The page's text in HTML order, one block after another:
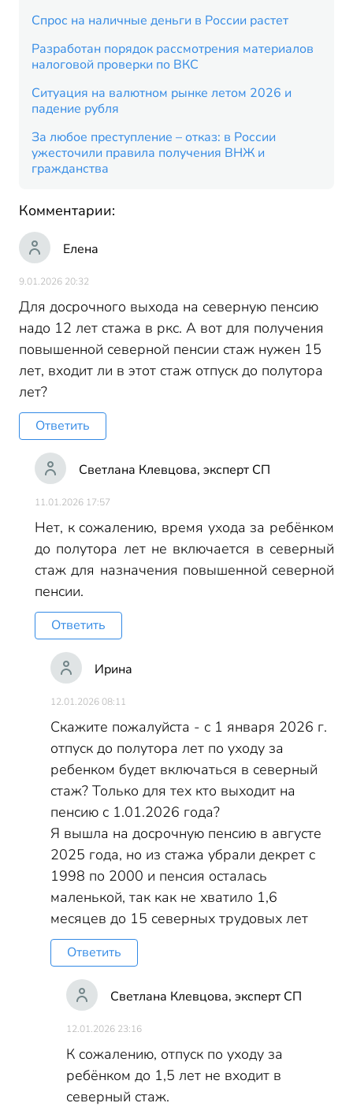
Спрос на наличные деньги в России растет
Разработан порядок рассмотрения материалов
налоговой проверки по ВКС
Ситуация на валютном рынке летом 2026 и
падение рубля
За любое преступление – отказ: в России
ужесточили правила получения ВНЖ и
гражданства
Комментарии:
Елена
9.01.2026 20:32
Для досрочного выхода на северную пенсию
надо 12 лет стажа в ркс. А вот для получения
повышенной северной пенсии стаж нужен 15
лет, входит ли в этот стаж отпуск до полутора
лет?
Ответить
Светлана Клевцова, эксперт СП
11.01.2026 17:57
Нет, к сожалению, время ухода за ребёнком
до полутора лет не включается в северный
стаж для назначения повышенной северной
пенсии.
Ответить
Ирина
12.01.2026 08:11
Скажите пожалуйста - с 1 января 2026 г.
отпуск до полутора лет по уходу за
ребенком будет включаться в северный
стаж? Только для тех кто выходит на
пенсию с 1.01.2026 года?
Я вышла на досрочную пенсию в августе
2025 года, но из стажа убрали декрет с
1998 по 2000 и пенсия осталась
маленькой, так как не хватило 1,6
месяцев до 15 северных трудовых лет
Ответить
Светлана Клевцова, эксперт СП
12.01.2026 23:16
К сожалению, отпуск по уходу за
ребёнком до 1,5 лет не входит в
северный стаж.